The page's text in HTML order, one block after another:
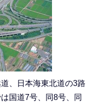
、日本海東北道の3路
国道7号、同8号、同